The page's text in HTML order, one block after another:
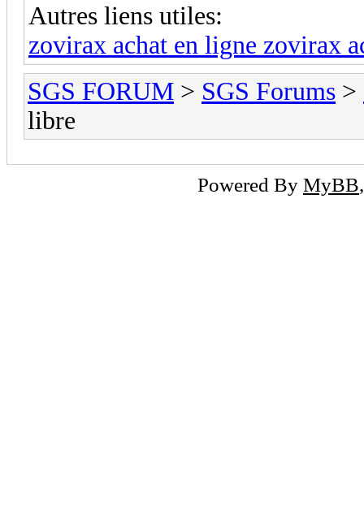
Autres liens utiles:
zovirax achat en ligne zovirax
SGS FORUM > SGS Forums >
libre
Powered By MyBB